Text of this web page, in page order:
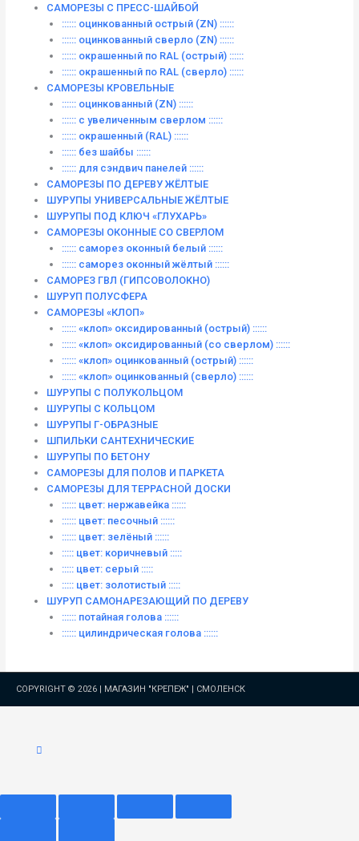
САМОРЕЗЫ С ПРЕСС-ШАЙБОЙ
:::::: оцинкованный острый (ZN) ::::::
:::::: оцинкованный сверло (ZN) ::::::
:::::: окрашенный по RAL (острый) ::::::
:::::: окрашенный по RAL (сверло) ::::::
САМОРЕЗЫ КРОВЕЛЬНЫЕ
:::::: оцинкованный (ZN) ::::::
:::::: с увеличенным сверлом ::::::
:::::: окрашенный (RAL) ::::::
:::::: без шайбы ::::::
:::::: для сэндвич панелей ::::::
САМОРЕЗЫ ПО ДЕРЕВУ ЖЁЛТЫЕ
ШУРУПЫ УНИВЕРСАЛЬНЫЕ ЖЁЛТЫЕ
ШУРУПЫ ПОД КЛЮЧ «ГЛУХАРЬ»
САМОРЕЗЫ ОКОННЫЕ СО СВЕРЛОМ
:::::: саморез оконный белый ::::::
:::::: саморез оконный жёлтый ::::::
САМОРЕЗ ГВЛ (ГИПСОВОЛОКНО)
ШУРУП ПОЛУСФЕРА
САМОРЕЗЫ «КЛОП»
:::::: «клоп» оксидированный (острый) ::::::
:::::: «клоп» оксидированный (со сверлом) ::::::
:::::: «клоп» оцинкованный (острый) ::::::
:::::: «клоп» оцинкованный (сверло) ::::::
ШУРУПЫ С ПОЛУКОЛЬЦОМ
ШУРУПЫ С КОЛЬЦОМ
ШУРУПЫ Г-ОБРАЗНЫЕ
ШПИЛЬКИ САНТЕХНИЧЕСКИЕ
ШУРУПЫ ПО БЕТОНУ
САМОРЕЗЫ ДЛЯ ПОЛОВ И ПАРКЕТА
САМОРЕЗЫ ДЛЯ ТЕРРАСНОЙ ДОСКИ
:::::: цвет: нержавейка ::::::
:::::: цвет: песочный ::::::
:::::: цвет: зелёный ::::::
::::: цвет: коричневый :::::
::::: цвет: серый :::::
::::: цвет: золотистый :::::
ШУРУП САМОНАРЕЗАЮЩИЙ ПО ДЕРЕВУ
:::::: потайная голова ::::::
:::::: цилиндрическая голова ::::::
COPYRIGHT © 2026 | МАГАЗИН "КРЕПЕЖ" | СМОЛЕНСК